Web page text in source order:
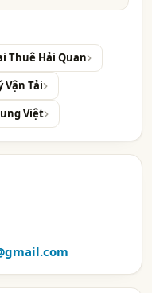
Thuê Hải Quan
Vận Tải
Việt